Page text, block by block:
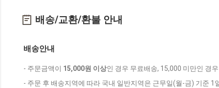
배송/교환/환불 안내
배송안내
- 주문금액이 15,000원 이상인 경우 무료배송, 15,000 미만인 경
- 주문 후 배송지역에 따라 국내 일반지역은 근무일(월-금) 기준